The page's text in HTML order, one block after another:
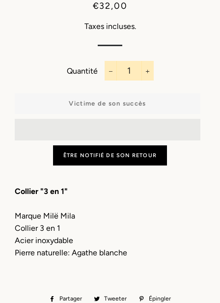
Prix
Prix
€32,00
Taxes incluses.
Quantité
−
+
Victime de son succès
ÊTRE NOTIFIÉ DE SON RETOUR
Collier "3 en 1"
Marque Milë Mila
Collier 3 en 1
Acier inoxydable
Pierre naturelle: Agathe blanche
Partager PartagerTweeter TweeterÉpingler